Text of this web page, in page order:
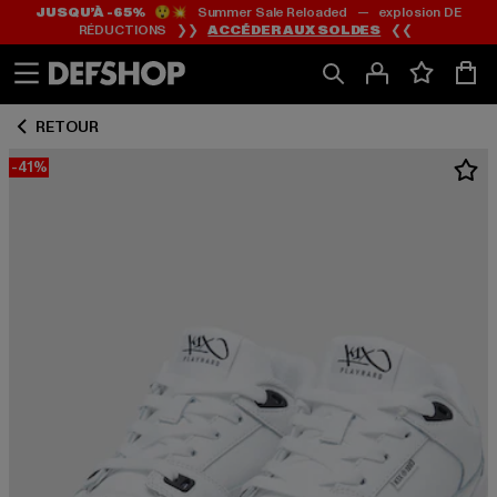
Passer
au
Passer
au
de
JUSQU’À -65%😲💥 Summer Sale Reloaded — explosion DE
RÉDUCTIONS ❯❯ACCÉDER AUX SOLDES ❮❮
RETOUR
-41%